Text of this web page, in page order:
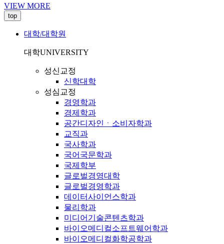
VIEW MORE
top
대학/대학원
대학UNIVERSITY
성신교정
신학대학
성심교정
경영학과
경제학과
공간디자인ㆍ소비자학과
교직과
국사학과
국어국문학과
국제학부
글로벌경영대학
글로벌경영학과
데이터사이언스학과
물리학과
미디어기술콘텐츠학과
바이오메디컬소프트웨어학과
바이오메디컬화학공학과